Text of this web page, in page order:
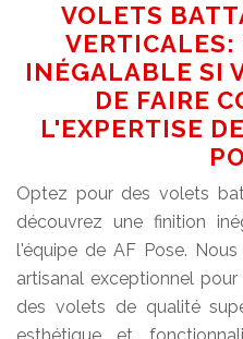
VOLETS
INÉGALABLE SI
DE FAIRE
L'EXPERTISE
Optez pour des volets
découvrez une finition
l'équipe de AF Pose.
artisanal exceptionnel
des volets de qualité